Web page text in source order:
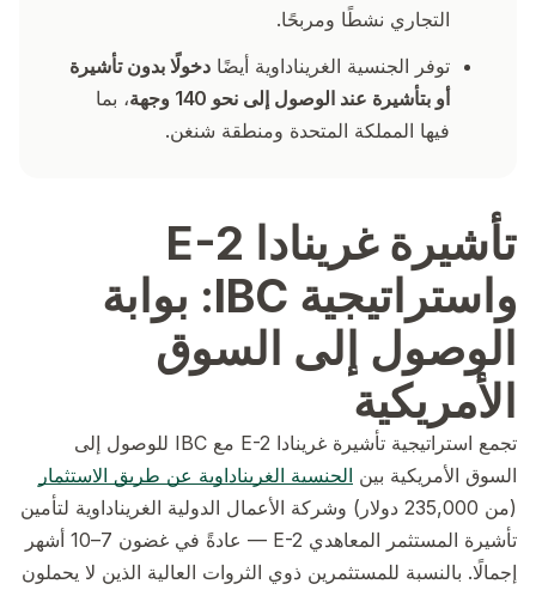
التجاري نشطًا ومربحًا.
توفر الجنسية الغريناداوية أيضًا دخولًا بدون تأشيرة
أو بتأشيرة عند الوصول إلى نحو 140 وجهة
، بما
فيها المملكة المتحدة ومنطقة شنغن.
تأشيرة غرينادا E-2
واستراتيجية IBC: بوابة
الوصول إلى السوق
الأمريكية
تجمع استراتيجية تأشيرة غرينادا E-2 مع IBC للوصول إلى
السوق الأمريكية بين الجنسية الغريناداوية عن طريق الاستثمار
(من 235,000 دولار) وشركة الأعمال الدولية الغريناداوية لتأمين
تأشيرة المستثمر المعاهدي E-2 — عادةً في غضون 7–10 أشهر
إجمالًا. بالنسبة للمستثمرين ذوي الثروات العالية الذين لا يحملون